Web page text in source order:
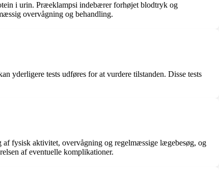
i urin. Præeklampsi indebærer forhøjet blodtryk og
overvågning og behandling.
yderligere tests udføres for at vurdere tilstanden. Disse tests
fysisk aktivitet, overvågning og regelmæssige lægebesøg, og
af eventuelle komplikationer.